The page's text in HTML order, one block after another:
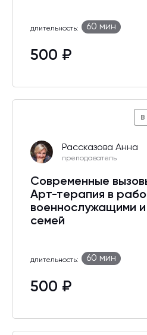
длительность: 60 мин
500 ₽
Рассказова Анна
преподаватель
Современные
Арт-терапия в
военнослужащими
семей
длительность: 60 мин
500 ₽